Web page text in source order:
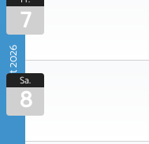
August 2026
7
Sa.
8